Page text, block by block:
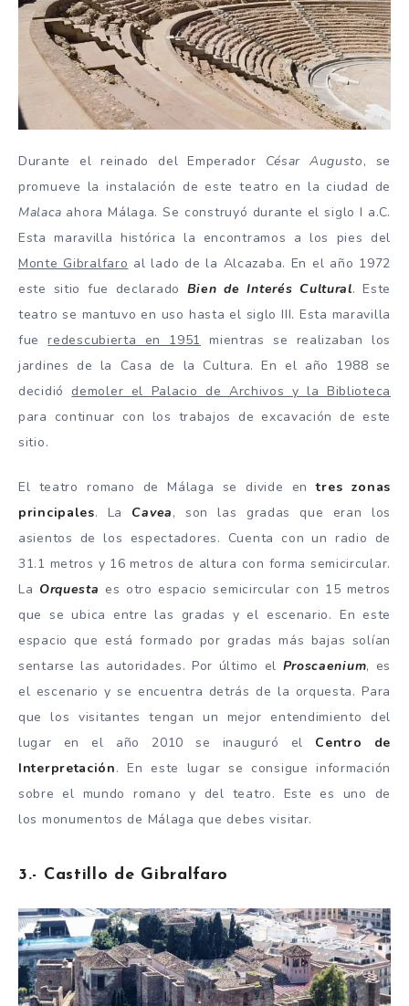
Durante el reinado del Emperador César Augusto, se
promueve la instalación de este teatro en la ciudad de
Malaca ahora Málaga. Se construyó durante el siglo I a.C.
Esta maravilla histórica la encontramos a los pies del
Monte Gibralfaro al lado de la Alcazaba. En el año 1972
este sitio fue declarado Bien de Interés Cultural. Este
teatro se mantuvo en uso hasta el siglo III. Esta maravilla
fueredescubierta en 1951 mientras se realizaban los
jardines de la Casa de la Cultura. En el año 1988 se
decidió demoler el Palacio de Archivos y la Biblioteca
para continuar con los trabajos de excavación de este
sitio.
El teatro romano de Málaga se divide entres zonas
principales. La Cavea, son las gradas que eran los
asientos de los espectadores. Cuenta con un radio de
31.1 metros y 16 metros de altura con forma semicircular.
La Orquesta es otro espacio semicircular con 15 metros
que se ubica entre las gradas y el escenario. En este
espacio que está formado por gradas más bajas solían
sentarse las autoridades. Por último el Proscaenium, es
el escenario y se encuentra detrás de la orquesta. Para
que los visitantes tengan un mejor entendimiento del
lugar en el año 2010 se inauguró el Centro de
Interpretación. En este lugar se consigue información
sobre el mundo romano y del teatro. Este es uno de
los monumentos de Málaga que debes visitar.
3.- Castillo de Gibralfaro